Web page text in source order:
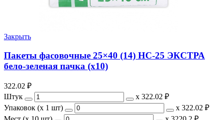
Закрыть
Пакеты фасовочные 25×40 (14) НС-25 ЭКСТРА
бело-зеленая пачка (х10)
322.02 ₽
Штук
х 322.02 ₽
Упаковок (x 1 шт)
х 322.02 ₽